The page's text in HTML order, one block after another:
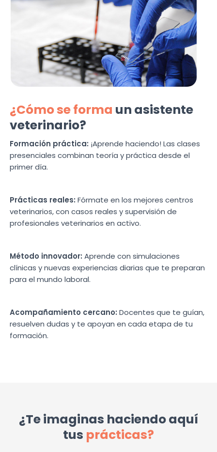
¿Cómo se forma un asistente
veterinario?
Formación práctica: ¡Aprende haciendo! Las clases
presenciales combinan teoría y práctica desde el
primer día.
Prácticas reales: Fórmate en los mejores centros
veterinarios, con casos reales y supervisión de
profesionales veterinarios en activo.
Método innovador: Aprende con simulaciones
clínicas y nuevas experiencias diarias que te preparan
para el mundo laboral.
Acompañamiento cercano: Docentes que te guían,
resuelven dudas y te apoyan en cada etapa de tu
formación.
¿Te imaginas haciendo aquí
tus prácticas?